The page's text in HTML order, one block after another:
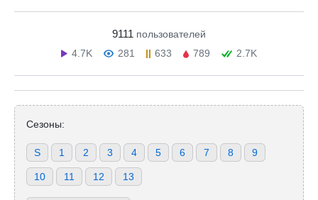
9111 пользователей
4.7K
281 633 789 2.7K
Сезоны:
S 1 2 3 4 5 6 7 8 9
10 11 12 13